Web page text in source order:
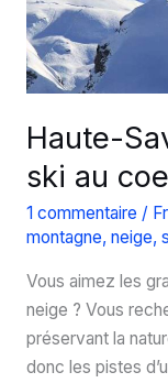
à
taille
humaine
Haute-
ski au
1 commentaire /
montagne, neige,
Vous aimez les
neige ? Vous
préservant la
donc les pistes